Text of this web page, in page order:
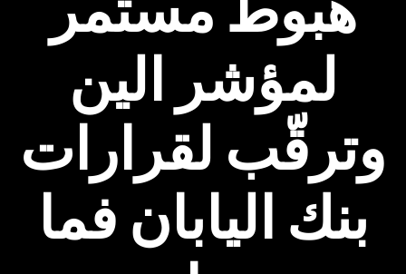
لمؤشر الين
وترقّب لقرارات
بنك اليابان فما